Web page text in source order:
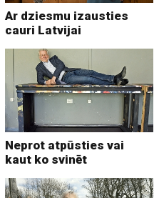
Ar dziesmu izausties
cauri Latvijai
Neprot atpūsties vai
kaut ko svinēt